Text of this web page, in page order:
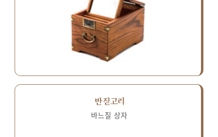
반짇고리
바느질 상자